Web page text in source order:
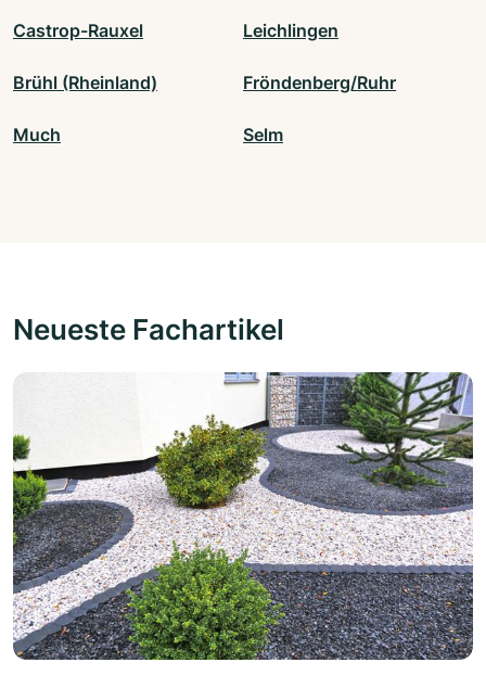
Castrop-Rauxel Leichlingen
Brühl (Rheinland) Fröndenberg/Ruhr
Much Selm
Neueste Fachartikel